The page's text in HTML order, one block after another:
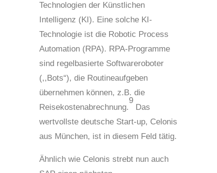
Technologien der Künstlichen
Intelligenz (KI). Eine solche KI-
Technologie ist die Robotic Process
Automation (RPA). RPA-Programme
sind regelbasierte Softwareroboter
(,,Bots“), die Routineaufgeben
übernehmen können, z.B. die
Reisekostenabrechnung.
9
Das
wertvollste deutsche Start-up, Celonis
aus München, ist in diesem Feld tätig.
Ähnlich wie Celonis strebt nun auch